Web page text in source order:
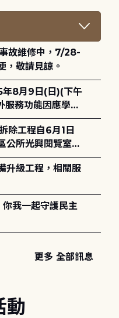
，敬請見諒。
務功能因應學術
公所光興閱覽室，
升級工程，相關服
你我一起守護民主
更多 全部訊息
動